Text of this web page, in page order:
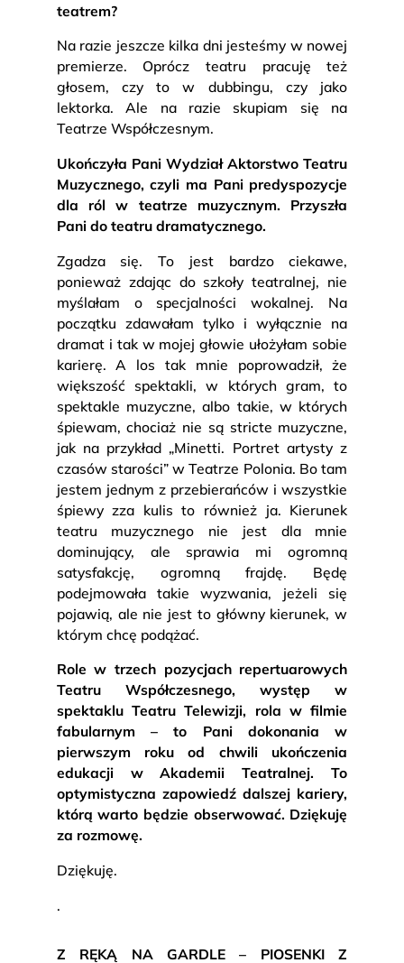
teatrem?
Na razie jeszcze kilka dni jesteśmy w nowej
premierze. Oprócz teatru pracuję też
głosem, czy to w dubbingu, czy jako
lektorka. Ale na razie skupiam się na
Teatrze Współczesnym.
Ukończyła Pani Wydział Aktorstwo Teatru
Muzycznego, czyli ma Pani predyspozycje
dla ról w teatrze muzycznym. Przyszła
Pani do teatru dramatycznego.
Zgadza się. To jest bardzo ciekawe,
ponieważ zdając do szkoły teatralnej, nie
myślałam o specjalności wokalnej. Na
początku zdawałam tylko i wyłącznie na
dramat i tak w mojej głowie ułożyłam sobie
karierę. A los tak mnie poprowadził, że
większość spektakli, w których gram, to
spektakle muzyczne, albo takie, w których
śpiewam, chociaż nie są stricte muzyczne,
jak na przykład „Minetti. Portret artysty z
czasów starości” w Teatrze Polonia. Bo tam
jestem jednym z przebierańców i wszystkie
śpiewy zza kulis to również ja. Kierunek
teatru muzycznego nie jest dla mnie
dominujący, ale sprawia mi ogromną
satysfakcję, ogromną frajdę. Będę
podejmowała takie wyzwania, jeżeli się
pojawią, ale nie jest to główny kierunek, w
którym chcę podążać.
Role w trzech pozycjach repertuarowych
Teatru Współczesnego, występ w
spektaklu Teatru Telewizji, rola w filmie
fabularnym – to Pani dokonania w
pierwszym roku od chwili ukończenia
edukacji w Akademii Teatralnej. To
optymistyczna zapowiedź dalszej kariery,
którą warto będzie obserwować. Dziękuję
za rozmowę.
Dziękuję.
.
Z RĘKĄ NA GARDLE – PIOSENKI Z